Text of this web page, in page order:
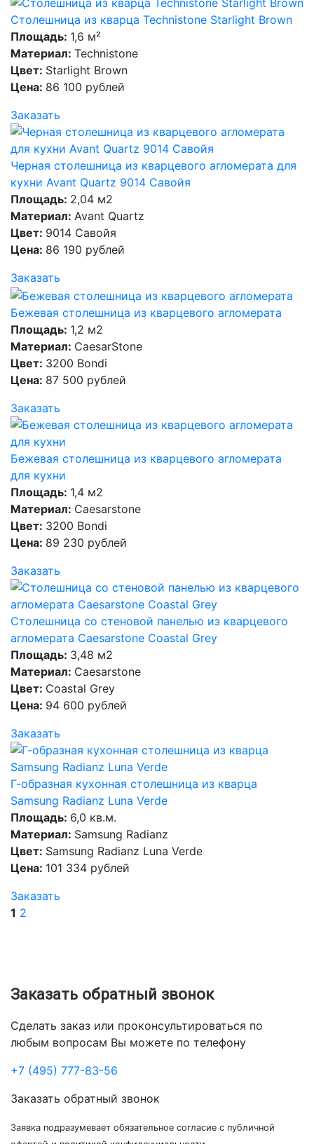
Столешница из кварца Technistone Starlight Brown
Площадь: 1,6 м²
Материал: Technistone
Цвет: Starlight Brown
Цена: 86 100 рублей
Заказать
Черная столешница из кварцевого агломерата для
кухни Avant Quartz 9014 Савойя
Площадь: 2,04 м2
Материал: Avant Quartz
Цвет: 9014 Савойя
Цена: 86 190 рублей
Заказать
Бежевая столешница из кварцевого агломерата
Площадь: 1,2 м2
Материал: CaesarStone
Цвет: 3200 Bondi
Цена: 87 500 рублей
Заказать
Бежевая столешница из кварцевого агломерата
для кухни
Площадь: 1,4 м2
Материал: Caesarstone
Цвет: 3200 Bondi
Цена: 89 230 рублей
Заказать
Столешница со стеновой панелью из кварцевого
агломерата Caesarstone Coastal Grey
Площадь: 3,48 м2
Материал: Caesarstone
Цвет: Coastal Grey
Цена: 94 600 рублей
Заказать
Г-образная кухонная столешница из кварца
Samsung Radianz Luna Verde
Площадь: 6,0 кв.м.
Материал: Samsung Radianz
Цвет: Samsung Radianz Luna Verde
Цена: 101 334 рублей
Заказать
1 2
Заказать обратный звонок
Сделать заказ или проконсультироваться по
любым вопросам Вы можете по телефону
+7 (495) 777-83-56
Заказать обратный звонок
Заявка подразумевает обязательное согласие с публичной